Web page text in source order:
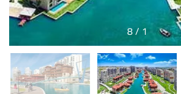
1
/
8